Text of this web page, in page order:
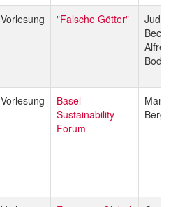
Vorlesung "Falsche Götter"
Judith
Alfred
Vorlesung
Basel
Sustainability
Forum